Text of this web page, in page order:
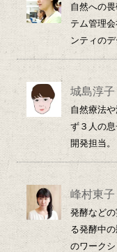
自然への
テム管理
ンティのデ
城島淳子
自然療法
ず３人の
開発担当。
峰村東子
発酵など
る発酵中
のワーク